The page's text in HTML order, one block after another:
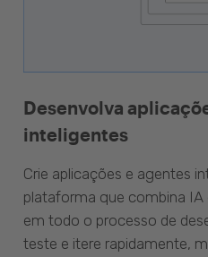
Desenvolva
inteligentes
Crie aplicações e agentes
plataforma que combina IA
em todo o processo de
teste e itere rapidamente,